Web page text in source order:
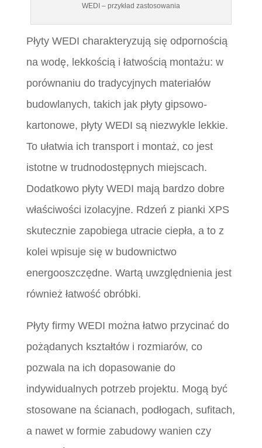
WEDI – przykład zastosowania
Płyty WEDI charakteryzują się odpornością
na wodę, lekkością i łatwością montażu: w
porównaniu do tradycyjnych materiałów
budowlanych, takich jak płyty gipsowo-
kartonowe, płyty WEDI są niezwykle lekkie.
To ułatwia ich transport i montaż, co jest
istotne w trudnodostępnych miejscach.
Dodatkowo płyty WEDI mają bardzo dobre
właściwości izolacyjne. Rdzeń z pianki XPS
skutecznie zapobiega utracie ciepła, a to z
kolei wpisuje się w budownictwo
energooszczędne. Wartą uwzględnienia jest
również łatwość obróbki.
Płyty firmy WEDI można łatwo przycinać do
pożądanych kształtów i rozmiarów, co
pozwala na ich dopasowanie do
indywidualnych potrzeb projektu. Mogą być
stosowane na ścianach, podłogach, sufitach,
a nawet w formie zabudowy wanien czy